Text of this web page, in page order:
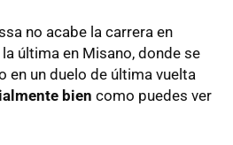
no acabe la carrera en
última en Misano, donde se
en un duelo de última vuelta
bien como puedes ver